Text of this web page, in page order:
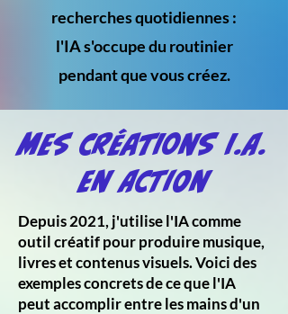
recherches quotidiennes :
l'IA s'occupe du routinier
pendant que vous créez.
Mes Créations I.A.
en Action
Depuis 2021, j'utilise l'IA comme
outil créatif pour produire musique,
livres et contenus visuels. Voici des
exemples concrets de ce que l'IA
peut accomplir entre les mains d'un